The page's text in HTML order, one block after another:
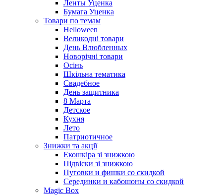
Ленты Уценка
Бумага Уценка
Товари по темам
Helloween
Великодні товари
День Влюбленных
Новорічні товари
Осінь
Шкільна тематика
Свадебное
День защитника
8 Марта
Детское
Кухня
Лето
Патриотичное
Знижки та акції
Екошкіра зі знижкою
Підвіски зі знижкою
Пуговки и фишки со скидкой
Серединки и кабошоны со скидкой
Magic Box